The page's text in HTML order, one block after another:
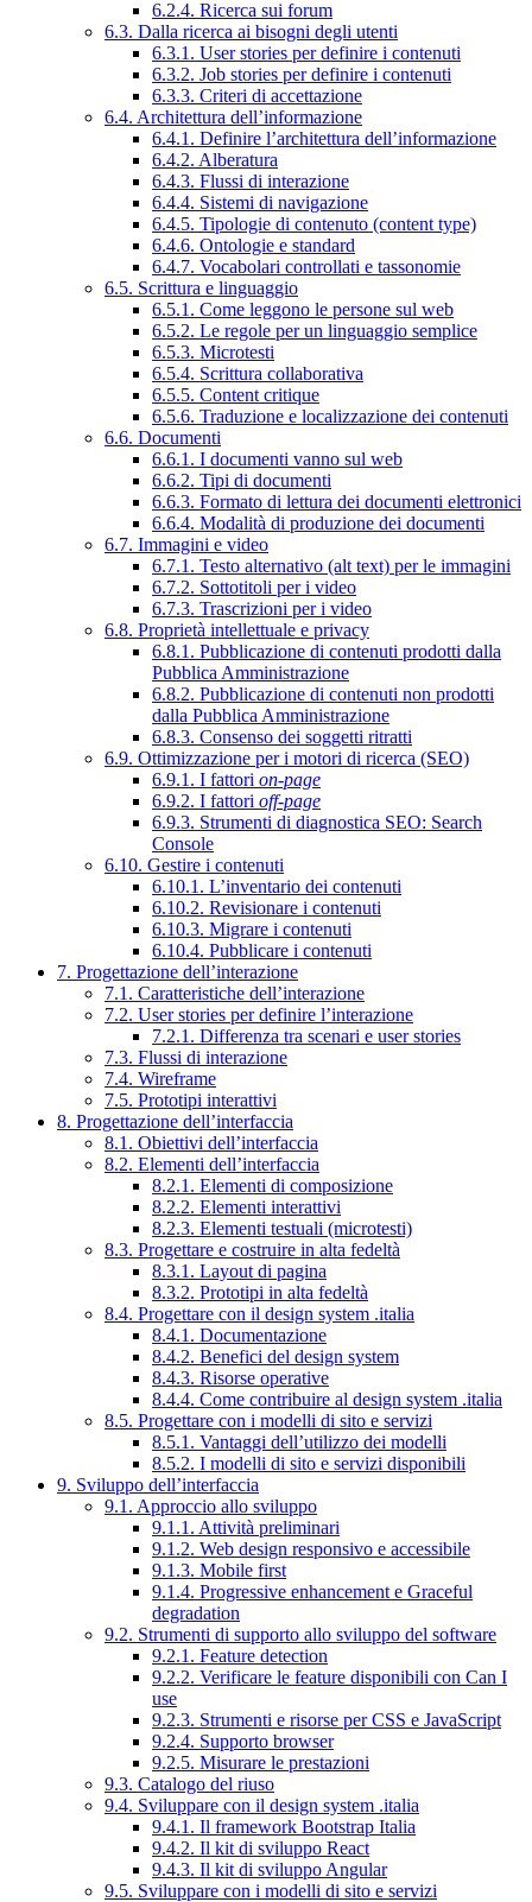
6.2.4. Ricerca sui forum
6.3. Dalla ricerca ai bisogni degli utenti
6.3.1. User stories per definire i contenuti
6.3.2. Job stories per definire i contenuti
6.3.3. Criteri di accettazione
6.4. Architettura dell’informazione
6.4.1. Definire l’architettura dell’informazione
6.4.2. Alberatura
6.4.3. Flussi di interazione
6.4.4. Sistemi di navigazione
6.4.5. Tipologie di contenuto (content type)
6.4.6. Ontologie e standard
6.4.7. Vocabolari controllati e tassonomie
6.5. Scrittura e linguaggio
6.5.1. Come leggono le persone sul web
6.5.2. Le regole per un linguaggio semplice
6.5.3. Microtesti
6.5.4. Scrittura collaborativa
6.5.5. Content critique
6.5.6. Traduzione e localizzazione dei contenuti
6.6. Documenti
6.6.1. I documenti vanno sul web
6.6.2. Tipi di documenti
6.6.3. Formato di lettura dei documenti elettronici
6.6.4. Modalità di produzione dei documenti
6.7. Immagini e video
6.7.1. Testo alternativo (alt text) per le immagini
6.7.2. Sottotitoli per i video
6.7.3. Trascrizioni per i video
6.8. Proprietà intellettuale e privacy
6.8.1. Pubblicazione di contenuti prodotti dalla
Pubblica Amministrazione
6.8.2. Pubblicazione di contenuti non prodotti
dalla Pubblica Amministrazione
6.8.3. Consenso dei soggetti ritratti
6.9. Ottimizzazione per i motori di ricerca (SEO)
6.9.1. I fattori on-page
6.9.2. I fattori off-page
6.9.3. Strumenti di diagnostica SEO: Search
Console
6.10. Gestire i contenuti
6.10.1. L’inventario dei contenuti
6.10.2. Revisionare i contenuti
6.10.3. Migrare i contenuti
6.10.4. Pubblicare i contenuti
7. Progettazione dell’interazione
7.1. Caratteristiche dell’interazione
7.2. User stories per definire l’interazione
7.2.1. Differenza tra scenari e user stories
7.3. Flussi di interazione
7.4. Wireframe
7.5. Prototipi interattivi
8. Progettazione dell’interfaccia
8.1. Obiettivi dell’interfaccia
8.2. Elementi dell’interfaccia
8.2.1. Elementi di composizione
8.2.2. Elementi interattivi
8.2.3. Elementi testuali (microtesti)
8.3. Progettare e costruire in alta fedeltà
8.3.1. Layout di pagina
8.3.2. Prototipi in alta fedeltà
8.4. Progettare con il design system .italia
8.4.1. Documentazione
8.4.2. Benefici del design system
8.4.3. Risorse operative
8.4.4. Come contribuire al design system .italia
8.5. Progettare con i modelli di sito e servizi
8.5.1. Vantaggi dell’utilizzo dei modelli
8.5.2. I modelli di sito e servizi disponibili
9. Sviluppo dell’interfaccia
9.1. Approccio allo sviluppo
9.1.1. Attività preliminari
9.1.2. Web design responsivo e accessibile
9.1.3. Mobile first
9.1.4. Progressive enhancement e Graceful
degradation
9.2. Strumenti di supporto allo sviluppo del software
9.2.1. Feature detection
9.2.2. Verificare le feature disponibili con Can I
use
9.2.3. Strumenti e risorse per CSS e JavaScript
9.2.4. Supporto browser
9.2.5. Misurare le prestazioni
9.3. Catalogo del riuso
9.4. Sviluppare con il design system .italia
9.4.1. Il framework Bootstrap Italia
9.4.2. Il kit di sviluppo React
9.4.3. Il kit di sviluppo Angular
9.5. Sviluppare con i modelli di sito e servizi